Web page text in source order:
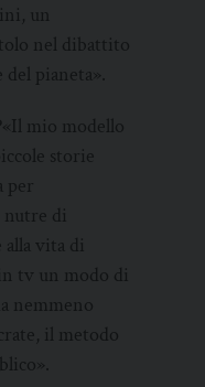
un
nel dibattito
pianeta».
«Il mio modello
storie
per
nutre di
vita di
tv un modo di
nemmeno
il metodo